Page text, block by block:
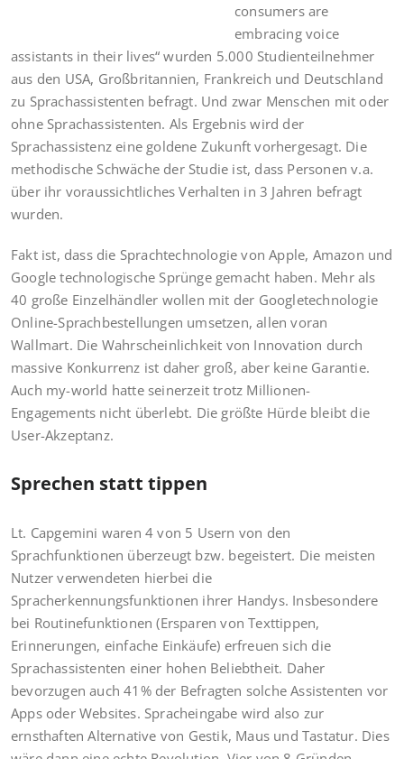
consumers are
embracing voice
assistants in their lives“ wurden 5.000 Studienteilnehmer
aus den USA, Großbritannien, Frankreich und Deutschland
zu Sprachassistenten befragt. Und zwar Menschen mit oder
ohne Sprachassistenten. Als Ergebnis wird der
Sprachassistenz eine goldene Zukunft vorhergesagt. Die
methodische Schwäche der Studie ist, dass Personen v.a.
über ihr voraussichtliches Verhalten in 3 Jahren befragt
wurden.
Fakt ist, dass die Sprachtechnologie von Apple, Amazon und
Google technologische Sprünge gemacht haben. Mehr als
40 große Einzelhändler wollen mit der Googletechnologie
Online-Sprachbestellungen umsetzen, allen voran
Wallmart. Die Wahrscheinlichkeit von Innovation durch
massive Konkurrenz ist daher groß, aber keine Garantie.
Auch my-world hatte seinerzeit trotz Millionen-
Engagements nicht überlebt. Die größte Hürde bleibt die
User-Akzeptanz.
Sprechen statt tippen
Lt. Capgemini waren 4 von 5 Usern von den
Sprachfunktionen überzeugt bzw. begeistert. Die meisten
Nutzer verwendeten hierbei die
Spracherkennungsfunktionen ihrer Handys. Insbesondere
bei Routinefunktionen (Ersparen von Texttippen,
Erinnerungen, einfache Einkäufe) erfreuen sich die
Sprachassistenten einer hohen Beliebtheit. Daher
bevorzugen auch 41% der Befragten solche Assistenten vor
Apps oder Websites. Spracheingabe wird also zur
ernsthaften Alternative von Gestik, Maus und Tastatur. Dies